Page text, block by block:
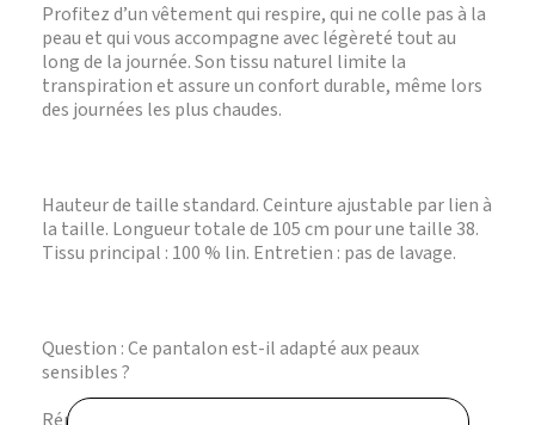
Profitez d’un vêtement qui respire, qui ne colle pas à la
peau et qui vous accompagne avec légèreté tout au
long de la journée. Son tissu naturel limite la
transpiration et assure un confort durable, même lors
des journées les plus chaudes.
Hauteur de taille standard. Ceinture ajustable par lien à
la taille. Longueur totale de 105 cm pour une taille 38.
Tissu principal : 100 % lin. Entretien : pas de lavage.
Question : Ce pantalon est-il adapté aux peaux
sensibles ?